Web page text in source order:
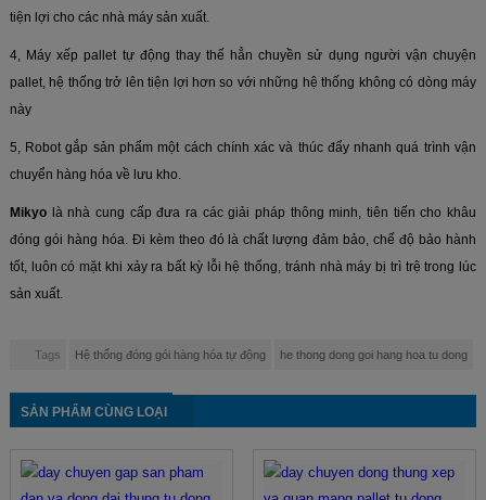
tiện lợi cho các nhà máy sản xuất.
4, Máy xếp pallet tự động thay thế hẳn chuyền sử dụng người vận chuyện
pallet, hệ thống trở lên tiện lợi hơn so với những hệ thống không có dòng máy
này
5, Robot gắp sản phẩm một cách chính xác và thúc đẩy nhanh quá trình vận
chuyển hàng hóa về lưu kho.
Mikyo là nhà cung cấp đưa ra các giải pháp thông minh, tiên tiến cho khâu
đóng gói hàng hóa. Đi kèm theo đó là chất lượng đảm bảo, chế độ bảo hành
tốt, luôn có mặt khi xảy ra bất kỳ lỗi hệ thống, tránh nhà máy bị trì trệ trong lúc
sản xuất.
Tags Hệ thống đóng gói hàng hóa tự động he thong dong goi hang hoa tu dong
SẢN PHẨM CÙNG LOẠI